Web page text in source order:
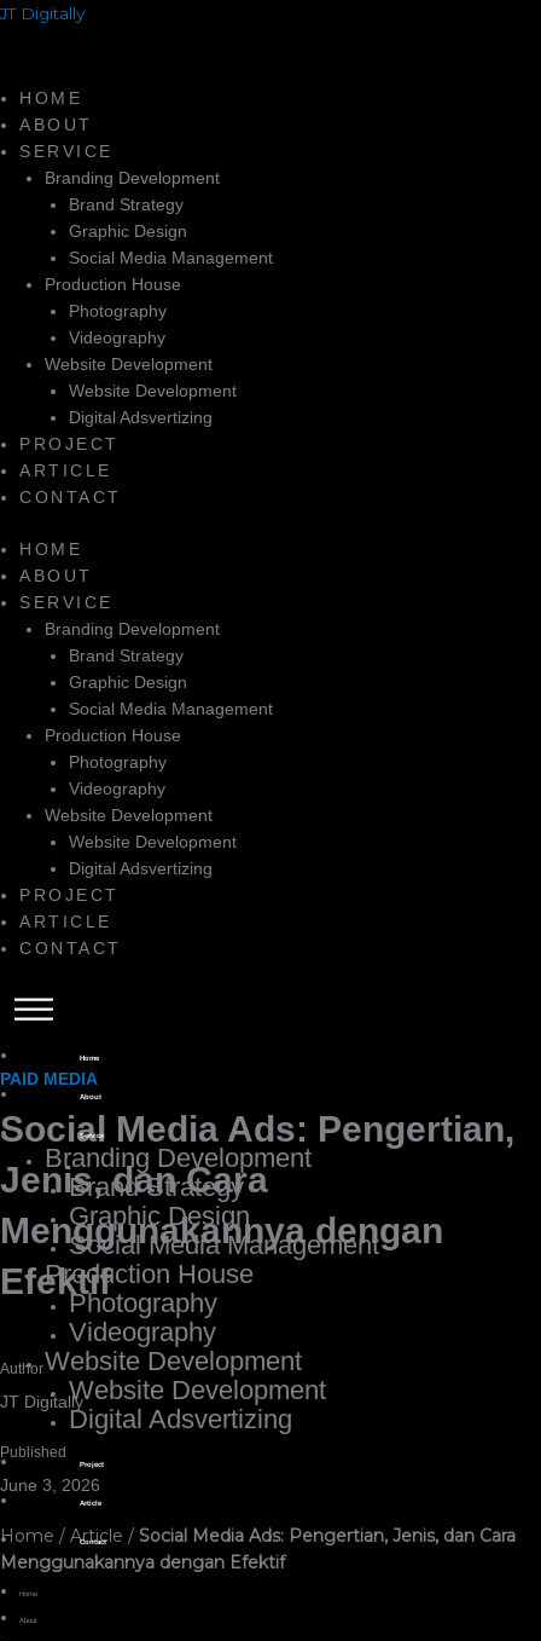
Skip
JT Digitally
HOME
ABOUT
SERVICE
Branding Development
Brand Strategy
Graphic Design
Social Media Management
Production House
Photography
Videography
Website Development
Website Development
Digital Adsvertizing
PROJECT
ARTICLE
CONTACT
HOME
ABOUT
SERVICE
Branding Development
Brand Strategy
Graphic Design
Social Media Management
Production House
Photography
Videography
Website Development
Website Development
Digital Adsvertizing
PROJECT
ARTICLE
CONTACT
Home
About
Service
Branding Development
Brand Strategy
Graphic Design
Social Media Management
Production House
Photography
Videography
Website Development
Website Development
Digital Adsvertizing
Project
Article
Contact
Home
About
PAID MEDIA
Social Media Ads: Pengertian,
Jenis, dan Cara
Menggunakannya dengan
Efektif
Author
JT Digitally
Published
June 3, 2026
Home / Article / Social Media Ads: Pengertian, Jenis, dan Cara
Menggunakannya dengan Efektif